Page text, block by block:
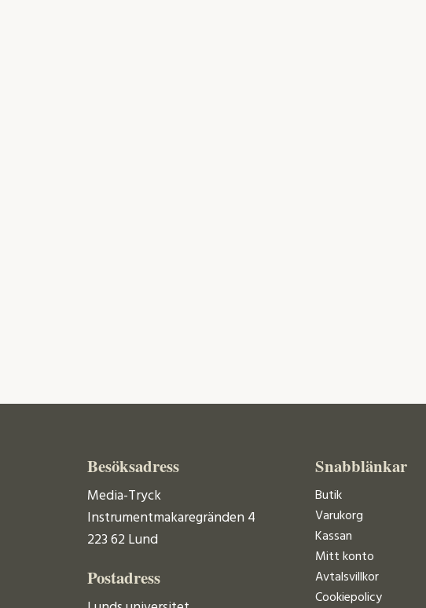
Besöksadress
Media-Tryck
Instrumentmakaregränden 4
223 62 Lund
Postadress
Snabblänkar
Butik
Varukorg
Kassan
Mitt konto
Avtalsvillkor
Cookiepolicy